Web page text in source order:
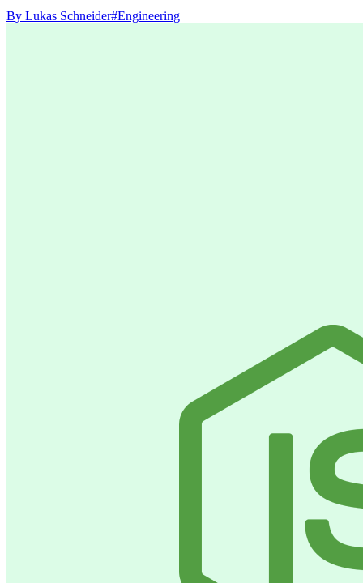
By Lukas Schneider#Engineering